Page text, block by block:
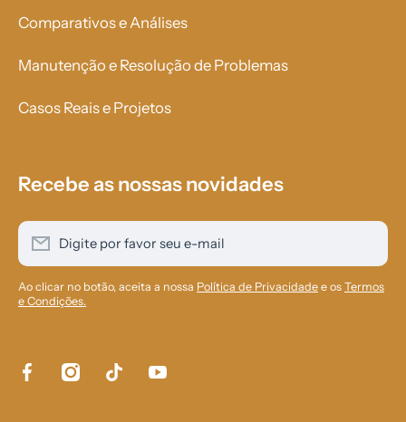
Comparativos e Análises
Manutenção e Resolução de Problemas
Casos Reais e Projetos
Recebe as nossas novidades
Digite por favor seu e-mail
Ao clicar no botão, aceita a nossa Política de Privacidade e os Termos
e Condições.
facebookcom/aurensol84
instagramcom/aurensol_com/
tiktokcom/@aurensolcom
youtubecom/@Aurensol